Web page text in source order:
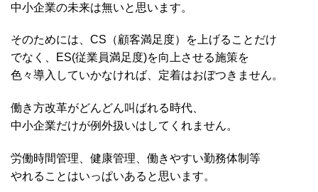
中小企業の未来は無いと思います。
そのためには、CS（顧客満足度）を上げることだけ
でなく、ES(従業員満足度)を向上させる施策を
色々導入していかなければ、定着はおぼつきません。
働き方改革がどんどん叫ばれる時代、
中小企業だけが例外扱いはしてくれません。
労働時間管理、健康管理、働きやすい勤務体制等
やれることはいっぱいあると思います。